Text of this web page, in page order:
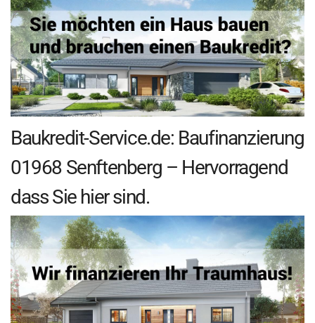
Baukredit-Service.de: Baufinanzierung
01968 Senftenberg – Hervorragend
dass Sie hier sind.